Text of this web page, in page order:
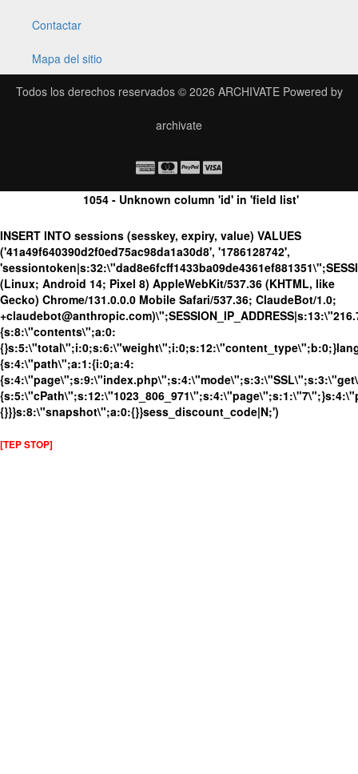
Contactar
Mapa del sitio
Todos los derechos reservados © 2026 ARCHIVATEPowered by
archivate
1054 - Unknown column 'id' in 'field list'
INSERT INTO sessions (sesskey, expiry, value) VALUES
('41a49f640390d2f0ed75ac98da1a30d8', '1786128742',
(Linux; Android 14; Pixel 8) AppleWebKit/537.36 (KHTML, like
Gecko) Chrome/131.0.0.0 Mobile Safari/537.36; ClaudeBot/1.0;
{s:8:\"contents\";a:0:
{s:4:\"path\";a:1:{i:0;a:4:
{}}}s:8:\"snapshot\";a:0:{}}sess_discount_code|N;')
[TEP STOP]